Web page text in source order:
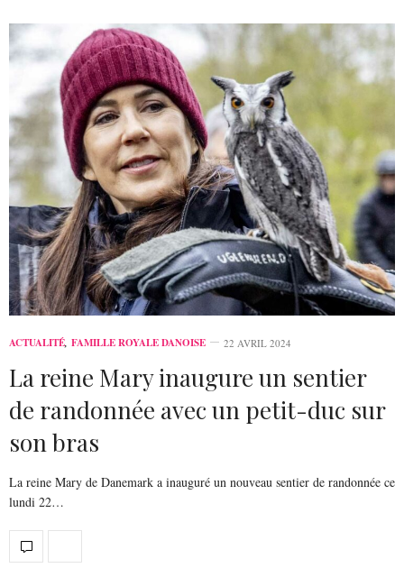
ACTUALITÉ, FAMILLE ROYALE DANOISE 22 AVRIL 2024
La reine Mary inaugure un sentier
de randonnée avec un petit-duc sur
son bras
La reine Mary de Danemark a inauguré un nouveau sentier de randonnée ce
lundi 22…